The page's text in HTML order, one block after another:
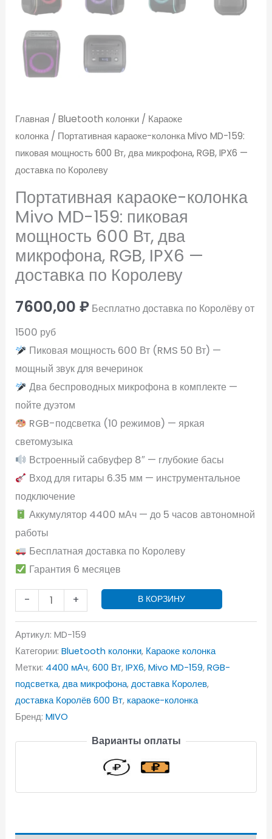
Главная /Bluetooth колонки / Караоке
колонка/ Портативная караоке-колонка Mivo MD-159:
пиковая мощность 600 Вт, два микрофона, RGB, IPX6 —
доставка по Королеву
Портативная караоке-колонка
Mivo MD-159: пиковая
мощность 600 Вт, два
микрофона, RGB, IPX6 —
доставка по Королеву
7600,00₽ Бесплатно доставка по Королёву от
1500 руб
Пиковая мощность 600 Вт (RMS 50 Вт) —
мощный звук для вечеринок
Два беспроводных микрофона в комплекте —
пойте дуэтом
RGB-подсветка (10 режимов) — яркая
светомузыка
Встроенный сабвуфер 8″ — глубокие басы
Вход для гитары 6.35 мм — инструментальное
подключение
Аккумулятор 4400 мАч — до 5 часов автономной
работы
Бесплатная доставка по Королеву
Гарантия 6 месяцев
- + В КОРЗИНУ
Артикул:MD-159
Категории:Bluetooth колонки, Караоке колонка
Метки: 4400 мАч,600 Вт,IPX6,Mivo MD-159,RGB-
подсветка,два микрофона,доставка Королев,
доставка Королёв 600 Вт, караоке-колонка
Бренд:MIVO
Варианты оплаты